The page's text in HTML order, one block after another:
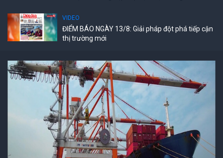
VIDEO
ĐIỂM BÁO NGÀY 13/8: Giải pháp đột phá tiếp cận
thị trường mới